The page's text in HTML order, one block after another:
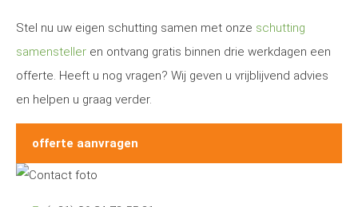
Stel nu uw eigen schutting samen met onze schutting
samensteller en ontvang gratis binnen drie werkdagen een
offerte. Heeft u nog vragen? Wij geven u vrijblijvend advies
en helpen u graag verder.
offerte aanvragen